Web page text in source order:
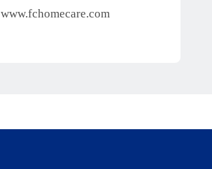
www.fchomecare.com